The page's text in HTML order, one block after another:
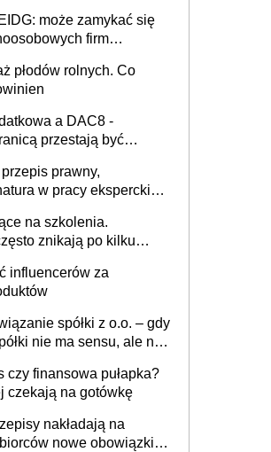
może zamykać się
firm
płodów rolnych. Co
a DAC8 -
przestają być
prawny,
w pracy eksperckiej -
na szkolenia.
znikają po kilku
influencerów za
spółki z o.o. – gdy
nie ma sensu, ale nie
czy finansowa pułapka?
czekają na gotówkę
nakładają na
nowe obowiązki w